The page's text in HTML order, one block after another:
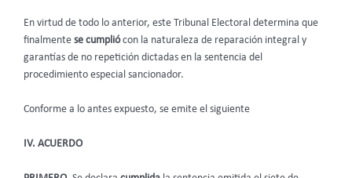
En virtud de todo lo anterior, este Tribunal Electoral determina que
finalmente se cumpliócon la naturaleza de reparación integral y
garantías de no repetición dictadas en la sentencia del
procedimiento especial sancionador.
Conforme a lo antes expuesto, se emite el siguiente
IV. ACUERDO